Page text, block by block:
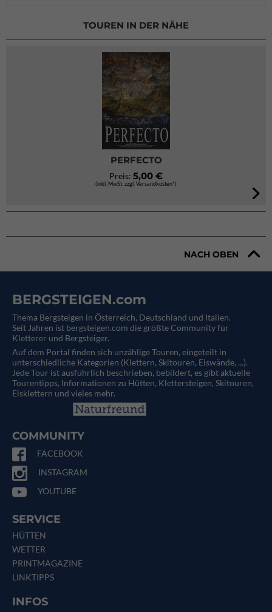
TOUREN IN DER NÄHE
PERFECTO
Preis: 5,00 €
(inkl. MwSt. zzgl. Versandkosten*)
NACH OBEN
BERGSTEIGEN.com
Thema Bergsteigen in Österreich, Deutschland und Italien.
Seit Jahren ist bergsteigen.com die größte Community für
Kletterer und Bergsteiger.
Auf dem Portal finden sich unzählige Touren, eingeteilt in
unterschiedliche Kategorien (Klettern, Skitouren, Eiswände, ...).
Jede Tour ist ausführlich beschrieben, bebildert, es gibt aktuelle
Tourentipps, Informationen zu Hütten, Klettersteigen, Skitouren,
Eisklettern und vieles mehr.
COMMUNITY
FACEBOOK
INSTAGRAM
YOUTUBE
SERVICE
HÜTTEN
WETTER
PRINTMAGAZINE
LINKTIPPS
INFOS